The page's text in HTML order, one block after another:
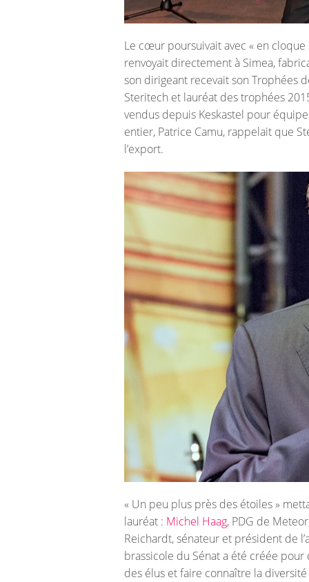
Le cœur poursuivait avec « en
renvoyait directement à Simea,
son dirigeant recevait son Trophées
Steritech et lauréat des trophées
vendus depuis Keskastel pour
entier, Patrice Camu, rappelait que
l’export.
« Un peu plus près des étoiles »
lauréat : Michel Haag, PDG de
Reichardt, sénateur et président de
brassicole du Sénat a été créée
des élus et faire connaître la